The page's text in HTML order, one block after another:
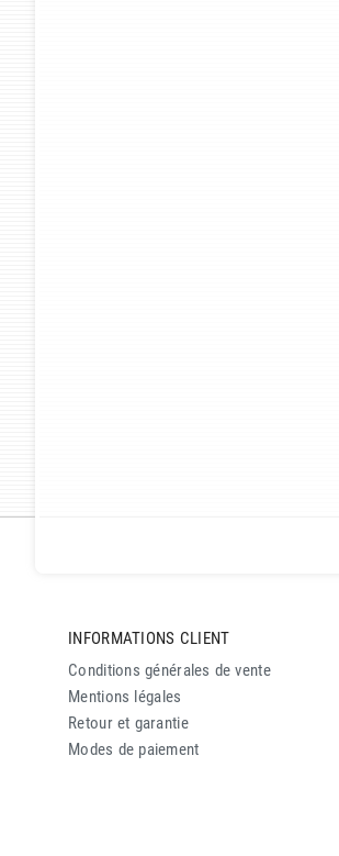
INFORMATIONS CLIENT
Conditions générales de vente
Mentions légales
Retour et garantie
Modes de paiement